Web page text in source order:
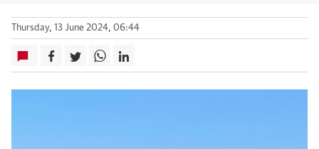
Thursday, 13 June 2024, 06:44